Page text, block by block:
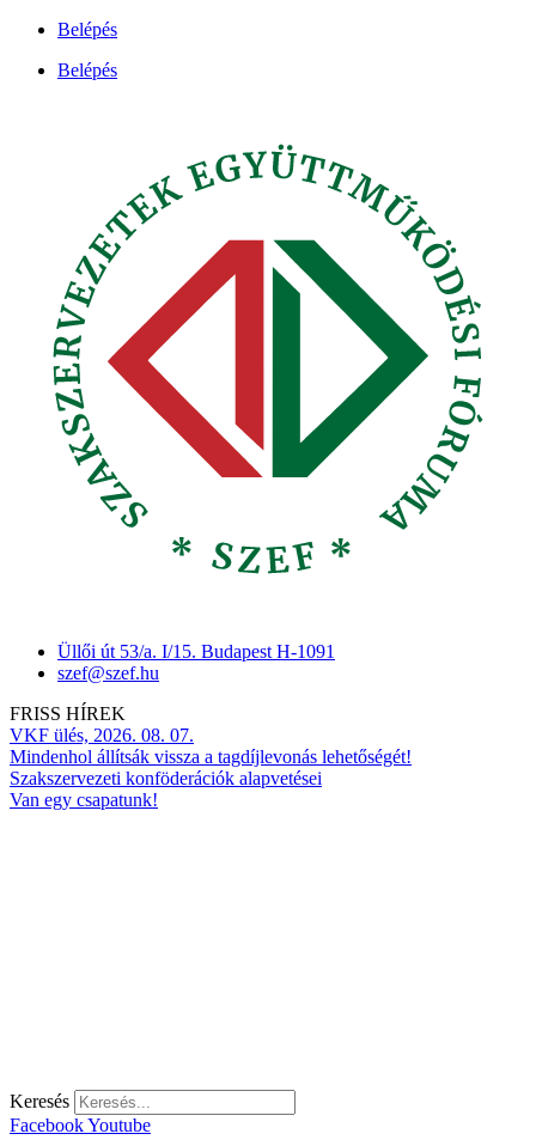
Ugrás
tartalomhoz
Belépés
Belépés
Üllői út 53/a. I/15. Budapest H-1091
szef@szef.hu
FRISS HÍREK
VKF ülés, 2026. 08. 07.
Mindenhol állítsák vissza a tagdíjlevonás lehetőségét!
Szakszervezeti konföderációk alapvetései
Van egy csapatunk!
Keresés
FacebookYoutube